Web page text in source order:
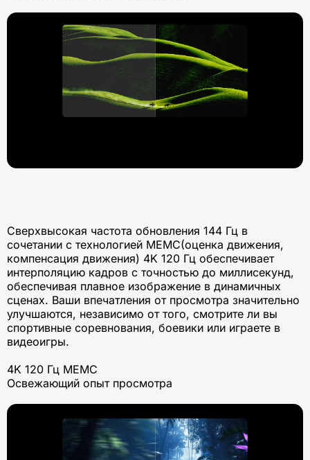
Сверхвысокая частота обновления 144 Гц в
сочетании с технологией MEMC(оценка движения,
компенсация движения) 4K 120 Гц обеспечивает
интерполяцию кадров с точностью до миллисекунд,
обеспечивая плавное изображение в динамичных
сценах. Ваши впечатления от просмотра значительно
улучшаются, независимо от того, смотрите ли вы
спортивные соревнования, боевики или играете в
видеоигры.
4K 120 Гц MEMC
Освежающий опыт просмотра